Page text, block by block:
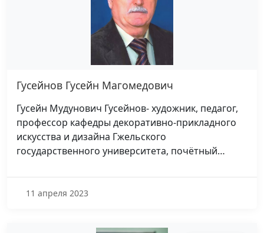
Гусейнов Гусейн Магомедович
Гусейн Мудунович Гусейнов- художник, педагог,
профессор кафедры декоративно-прикладного
искусства и дизайна Гжельского
государственного университета, почётный…
11 апреля 2023